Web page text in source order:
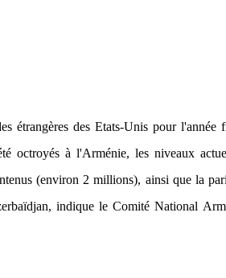
étrangères des Etats-Unis pour l'année
octroyés à l'Arménie, les niveaux
(environ 2 millions), ainsi que la
indique le Comité National